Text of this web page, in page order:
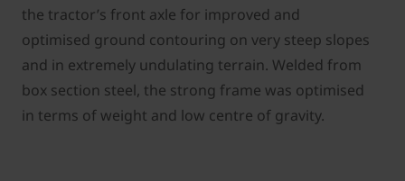
the tractor’s front axle for improved and
optimised ground contouring on very steep slopes
and in extremely undulating terrain. Welded from
box section steel, the strong frame was optimised
in terms of weight and low centre of gravity.